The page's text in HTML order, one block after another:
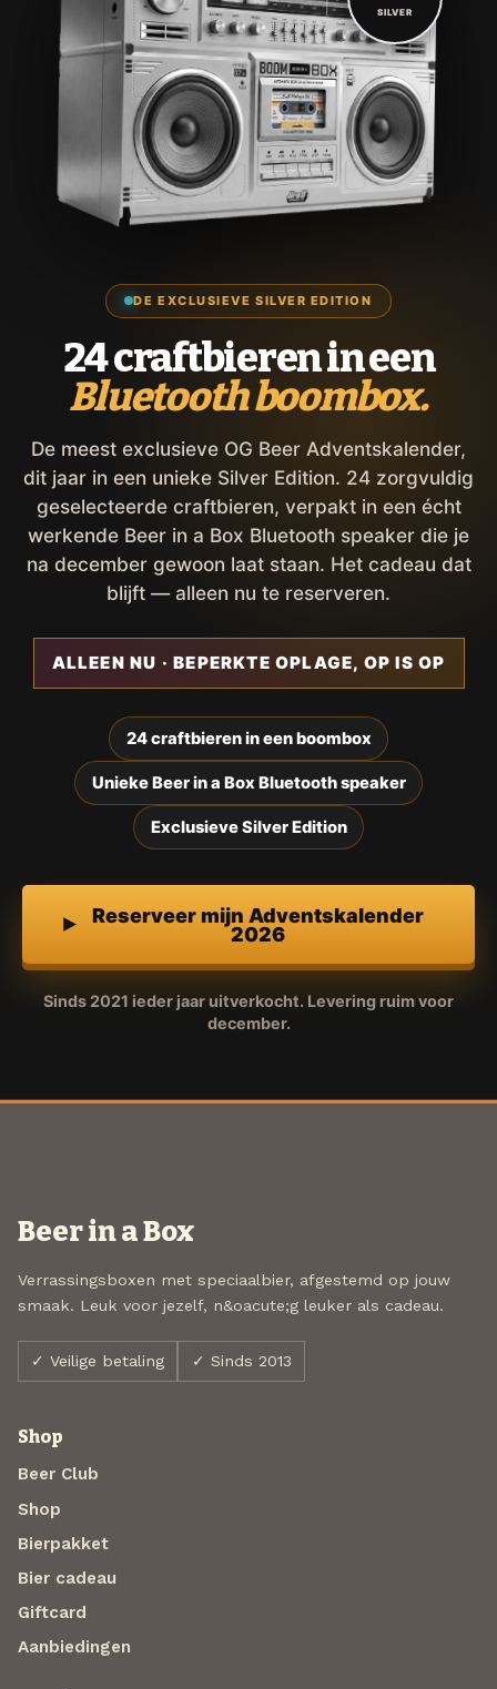
DE EXCLUSIEVE SILVER EDITION
24 craftbieren in een
Bluetooth boombox.
De meest exclusieve OG Beer Adventskalender,
dit jaar in een unieke Silver Edition. 24 zorgvuldig
geselecteerde craftbieren, verpakt in een écht
werkende Beer in a Box Bluetooth speaker die je
na december gewoon laat staan. Het cadeau dat
blijft — alleen nu te reserveren.
ALLEEN NU · BEPERKTE OPLAGE, OP IS OP
24 craftbieren in een boombox
Unieke Beer in a Box Bluetooth speaker
Exclusieve Silver Edition
Reserveer mijn Adventskalender
2026
Sinds 2021 ieder jaar uitverkocht. Levering ruim voor
december.
SILVER
Beer in a Box
Verrassingsboxen met speciaalbier, afgestemd op jouw
smaak. Leuk voor jezelf, n&oacute;g leuker als cadeau.
✓ Veilige betaling ✓ Sinds 2013
Shop
Beer Club
Shop
Bierpakket
Bier cadeau
Giftcard
Aanbiedingen